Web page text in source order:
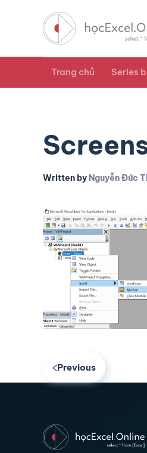
Trang chủ Series
Written by Nguyễn Đức
Previous